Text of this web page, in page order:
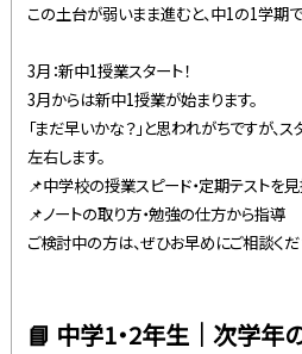
この土台が弱いまま進むと、中1の1学期で
3月：新中1授業スタート！
3月からは新中1授業が始まります。
「まだ早いかな？」と思われがちですが、
左右します。
📌中学校の授業スピード・定期テストを
📌ノートの取り方・勉強の仕方から指導
ご検討中の方は、ぜひお早めにご相談くだ
📘 中学1・2年生｜次学年